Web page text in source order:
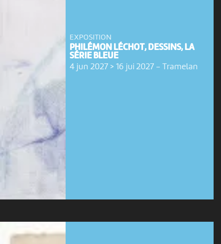
EXPOSITION
PHILÉMON LÉCHOT, DESSINS, LA
SÉRIE BLEUE
4 jun 2027 > 16 jui 2027- Tramelan